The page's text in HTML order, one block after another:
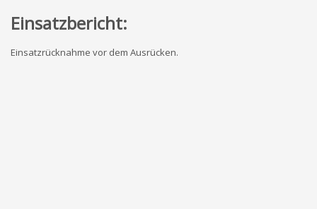
Einsatzbericht:
Einsatzrücknahme vor dem Ausrücken.